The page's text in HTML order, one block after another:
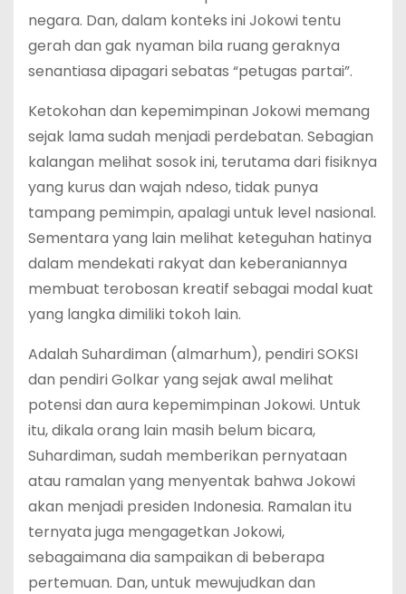
negara. Dan, dalam konteks ini Jokowi tentu
gerah dan gak nyaman bila ruang geraknya
senantiasa dipagari sebatas “petugas partai”.
Ketokohan dan kepemimpinan Jokowi memang
sejak lama sudah menjadi perdebatan. Sebagian
kalangan melihat sosok ini, terutama dari fisiknya
yang kurus dan wajah ndeso, tidak punya
tampang pemimpin, apalagi untuk level nasional.
Sementara yang lain melihat keteguhan hatinya
dalam mendekati rakyat dan keberaniannya
membuat terobosan kreatif sebagai modal kuat
yang langka dimiliki tokoh lain.
Adalah Suhardiman (almarhum), pendiri SOKSI
dan pendiri Golkar yang sejak awal melihat
potensi dan aura kepemimpinan Jokowi. Untuk
itu, dikala orang lain masih belum bicara,
Suhardiman, sudah memberikan pernyataan
atau ramalan yang menyentak bahwa Jokowi
akan menjadi presiden Indonesia. Ramalan itu
ternyata juga mengagetkan Jokowi,
sebagaimana dia sampaikan di beberapa
pertemuan. Dan, untuk mewujudkan dan